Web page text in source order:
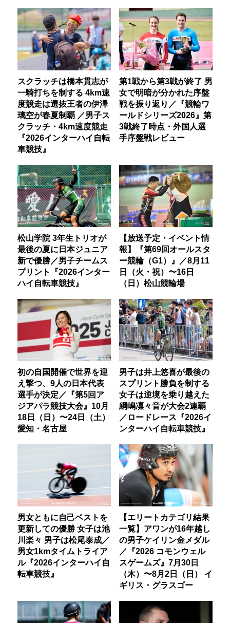
スクラッチは橋本貫志が
一騎打ちを制する 4km速
度競走は選抜王者の伊澤
璃空が春夏制覇 ／男子ス
クラッチ・4km速度競走
『2026インターハイ自転
車競技』
第1戦から第3戦が終了 男
女で明暗が分かれた序盤
戦を振り返り／『競輪ワ
ールドシリーズ2026』第
3戦終了時点・外国人選
手序盤戦レビュー
松山学院 3年生トリオが
最後の夏に日本ジュニア
新で優勝／男子チームス
プリント『2026インター
ハイ自転車競技』
【放送予定・イベント情
報】『第69回オールスタ
ー競輪（G1）』／8月11
日（火・祝）〜16日
（日）松山競輪場
初の自国開催で世界を迎
え撃つ、9人の日本代表
選手が決定／『第5回ア
ジアパラ競技大会』10月
18日（日）〜24日（土）
愛知・名古屋
男子は井上悠喜が最後の
スプリント勝負を制する
女子は逆境を乗り越えた
綱嶋凜々音が大会2連覇
／ロードレース『2026イ
ンターハイ自転車競技』
男女ともに自己ベストを
更新しての優勝 女子は池
川楽々 男子は松尾泰成／
男女1kmタイムトライア
ル『2026インターハイ自
転車競技』
【エリートカテゴリ結果
一覧】アワンが16年越し
の男子ケイリン金メダル
／『2026 コモンウェル
スゲームズ』7月30日
（木）〜8月2日（日） イ
ギリス・グラスゴー